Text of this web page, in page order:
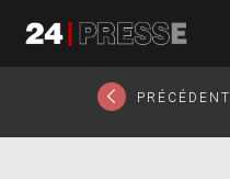
24Presse -
PRÉCÉDENT